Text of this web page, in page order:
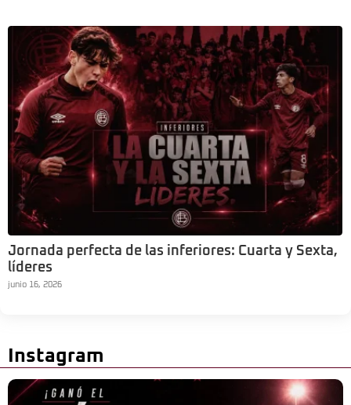
Jornada perfecta de las inferiores: Cuarta y Sexta,
líderes
junio 16, 2026
Instagram